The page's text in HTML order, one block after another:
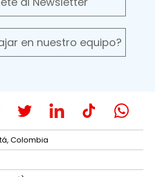
en nuestro equipo?
Colombia